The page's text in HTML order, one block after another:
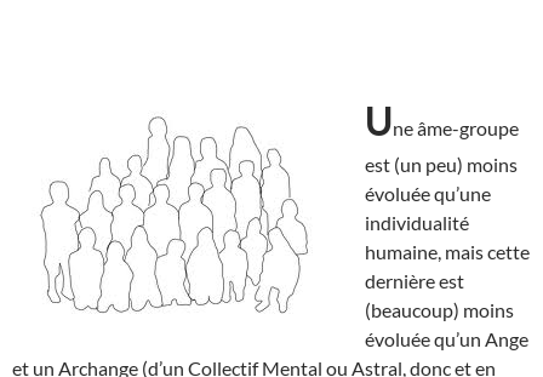
Une âme-groupe
est (un peu) moins
évoluée qu’une
individualité
humaine, mais cette
dernière est
(beaucoup) moins
évoluée qu’un Ange
et un Archange (d’un Collectif Mental ou Astral, donc et en